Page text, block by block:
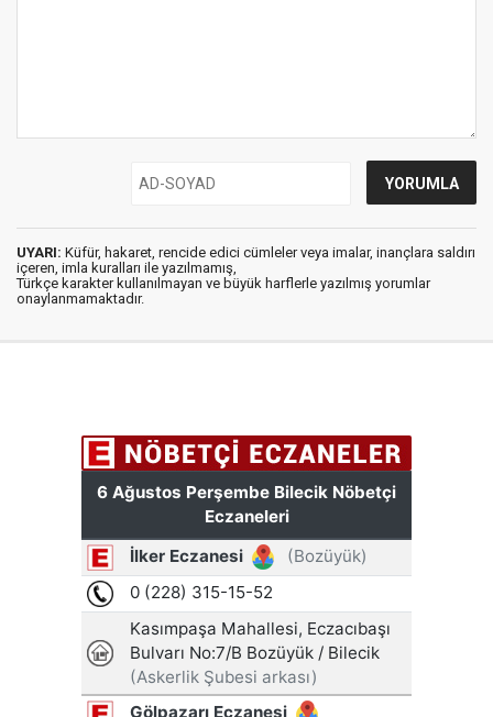
UYARI: Küfür, hakaret, rencide edici cümleler veya imalar, inançlara saldırı
içeren, imla kuralları ile yazılmamış,
Türkçe karakter kullanılmayan ve büyük harflerle yazılmış yorumlar
onaylanmamaktadır.